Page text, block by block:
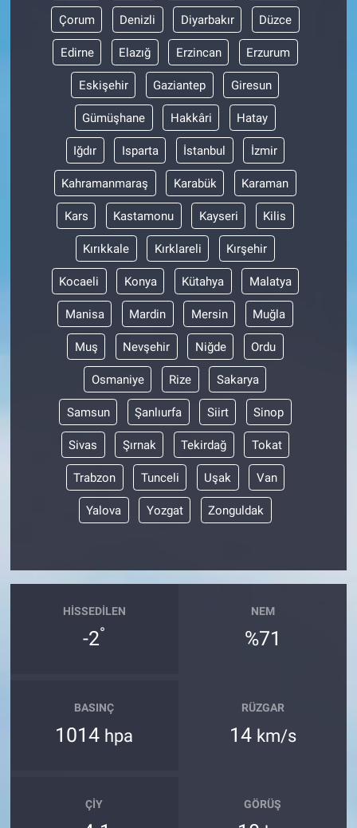
Çorum Denizli Diyarbakır Düzce
Edirne Elazığ Erzincan Erzurum
Eskişehir Gaziantep Giresun
Gümüşhane Hakkâri Hatay
Iğdır Isparta İstanbul İzmir
Kahramanmaraş Karabük Karaman
Kars Kastamonu Kayseri Kilis
Kırıkkale Kırklareli Kırşehir
Kocaeli Konya Kütahya Malatya
Manisa Mardin Mersin Muğla
Muş Nevşehir Niğde Ordu
Osmaniye Rize Sakarya
Samsun Şanlıurfa Siirt Sinop
Sivas Şırnak Tekirdağ Tokat
Trabzon Tunceli Uşak Van
Yalova Yozgat Zonguldak
HISSEDILEN
-2°
NEM
%71
BASINÇ
1014 hpa
RÜZGAR
14 km/s
ÇIY GÖRÜŞ